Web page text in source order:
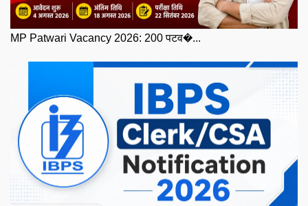
MP Patwari Vacancy 2026: 200 पटव�...